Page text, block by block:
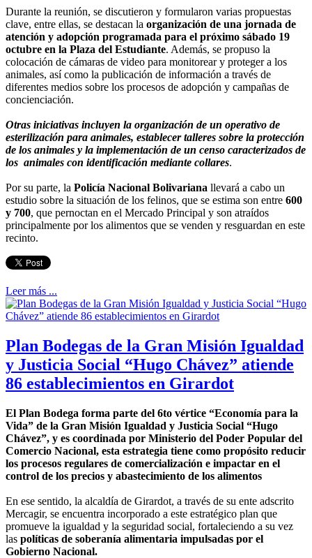
Durante la reunión, se discutieron y formularon varias propuestas
clave, entre ellas, se destacan la organización de una jornada de
atención y adopción programada para el próximo sábado 19
octubre en la Plaza del Estudiante. Además, se propuso la
colocación de cámaras de video para monitorear y proteger a los
animales, así como la publicación de información a través de
diferentes medios sobre los procesos de adopción y campañas de
concienciación.
Otras iniciativas incluyen la organización de un operativo de
esterilización para animales, establecer talleres sobre la protección
de los animales y la implementación de un censo caracterizados de
los animales con identificación mediante collares.
Por su parte, la Policía Nacional Bolivariana llevará a cabo un
estudio sobre la situación de los felinos, que se estima son entre 600
y 700, que pernoctan en el Mercado Principal y son atraídos
principalmente por los alimentos que se venden y resguardan en este
recinto.
Leer más ...
Plan Bodegas de la Gran Misión Igualdad
y Justicia Social “Hugo Chávez” atiende
86 establecimientos en Girardot
El Plan Bodega forma parte del 6to vértice “Economía para la
Vida” de la Gran Misión Igualdad y Justicia Social “Hugo
Chávez”, y es coordinada por Ministerio del Poder Popular del
Comercio Nacional, esta estrategia tiene como propósito reducir
los procesos regulares de comercialización e impactar en el
control de los precios y abastecimiento de los alimentos
En ese sentido, la alcaldía de Girardot, a través de su ente adscrito
Mercagir, se encuentra incorporado a este estratégico plan que
promueve la igualdad y la seguridad social, fortaleciendo a su vez
las políticas de soberanía alimentaria impulsadas por el
Gobierno Nacional.